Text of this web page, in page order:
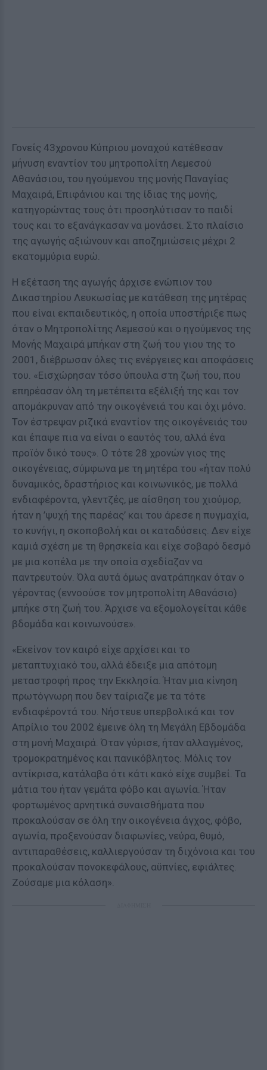
Γονείς 43χρονου Κύπριου μοναχού κατέθεσαν
μήνυση εναντίον του μητροπολίτη Λεμεσού
Αθανάσιου, του ηγούμενου της μονής Παναγίας
Μαχαιρά, Επιφάνιου και της ίδιας της μονής,
κατηγορώντας τους ότι προσηλύτισαν το παιδί
τους και το εξανάγκασαν να μονάσει. Στο πλαίσιο
της αγωγής αξιώνουν και αποζημιώσεις μέχρι 2
εκατομμύρια ευρώ.
Η εξέταση της αγωγής άρχισε ενώπιον του
Δικαστηρίου Λευκωσίας με κατάθεση της μητέρας
που είναι εκπαιδευτικός, η οποία υποστήριξε πως
όταν ο Μητροπολίτης Λεμεσού και ο ηγούμενος της
Μονής Μαχαιρά μπήκαν στη ζωή του γιου της το
2001, διέβρωσαν όλες τις ενέργειες και αποφάσεις
του. «Εισχώρησαν τόσο ύπουλα στη ζωή του, που
επηρέασαν όλη τη μετέπειτα εξέλιξή της και τον
απομάκρυναν από την οικογένειά του και όχι μόνο.
Τον έστρεψαν ριζικά εναντίον της οικογένειάς του
και έπαψε πια να είναι ο εαυτός του, αλλά ένα
προϊόν δικό τους». Ο τότε 28 χρονών γιος της
οικογένειας, σύμφωνα με τη μητέρα του «ήταν πολύ
δυναμικός, δραστήριος και κοινωνικός, με πολλά
ενδιαφέροντα, γλεντζές, με αίσθηση του χιούμορ,
ήταν η ’ψυχή της παρέας’ και του άρεσε η πυγμαχία,
το κυνήγι, η σκοποβολή και οι καταδύσεις. Δεν είχε
καμιά σχέση με τη θρησκεία και είχε σοβαρό δεσμό
με μια κοπέλα με την οποία σχεδίαζαν να
παντρευτούν. Όλα αυτά όμως ανατράπηκαν όταν ο
γέροντας (εννοούσε τον μητροπολίτη Αθανάσιο)
μπήκε στη ζωή του. Άρχισε να εξομολογείται κάθε
βδομάδα και κοινωνούσε».
«Εκείνον τον καιρό είχε αρχίσει και το
μεταπτυχιακό του, αλλά έδειξε μια απότομη
μεταστροφή προς την Εκκλησία. Ήταν μια κίνηση
πρωτόγνωρη που δεν ταίριαζε με τα τότε
ενδιαφέροντά του. Νήστευε υπερβολικά και τον
Απρίλιο του 2002 έμεινε όλη τη Μεγάλη Εβδομάδα
στη μονή Μαχαιρά. Όταν γύρισε, ήταν αλλαγμένος,
τρομοκρατημένος και πανικόβλητος. Μόλις τον
αντίκρισα, κατάλαβα ότι κάτι κακό είχε συμβεί. Τα
μάτια του ήταν γεμάτα φόβο και αγωνία. Ήταν
φορτωμένος αρνητικά συναισθήματα που
προκαλούσαν σε όλη την οικογένεια άγχος, φόβο,
αγωνία, προξενούσαν διαφωνίες, νεύρα, θυμό,
αντιπαραθέσεις, καλλιεργούσαν τη διχόνοια και του
προκαλούσαν πονοκεφάλους, αϋπνίες, εφιάλτες.
Ζούσαμε μια κόλαση».